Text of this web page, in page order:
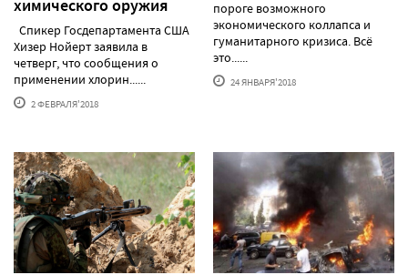
химического оружия
Спикер Госдепартамента США
Хизер Нойерт заявила в
четверг, что сообщения о
применении хлорин......
2 ФЕВРАЛЯ'2018
пороге возможного
экономического коллапса и
гуманитарного кризиса. Всё
это......
24 ЯНВАРЯ'2018